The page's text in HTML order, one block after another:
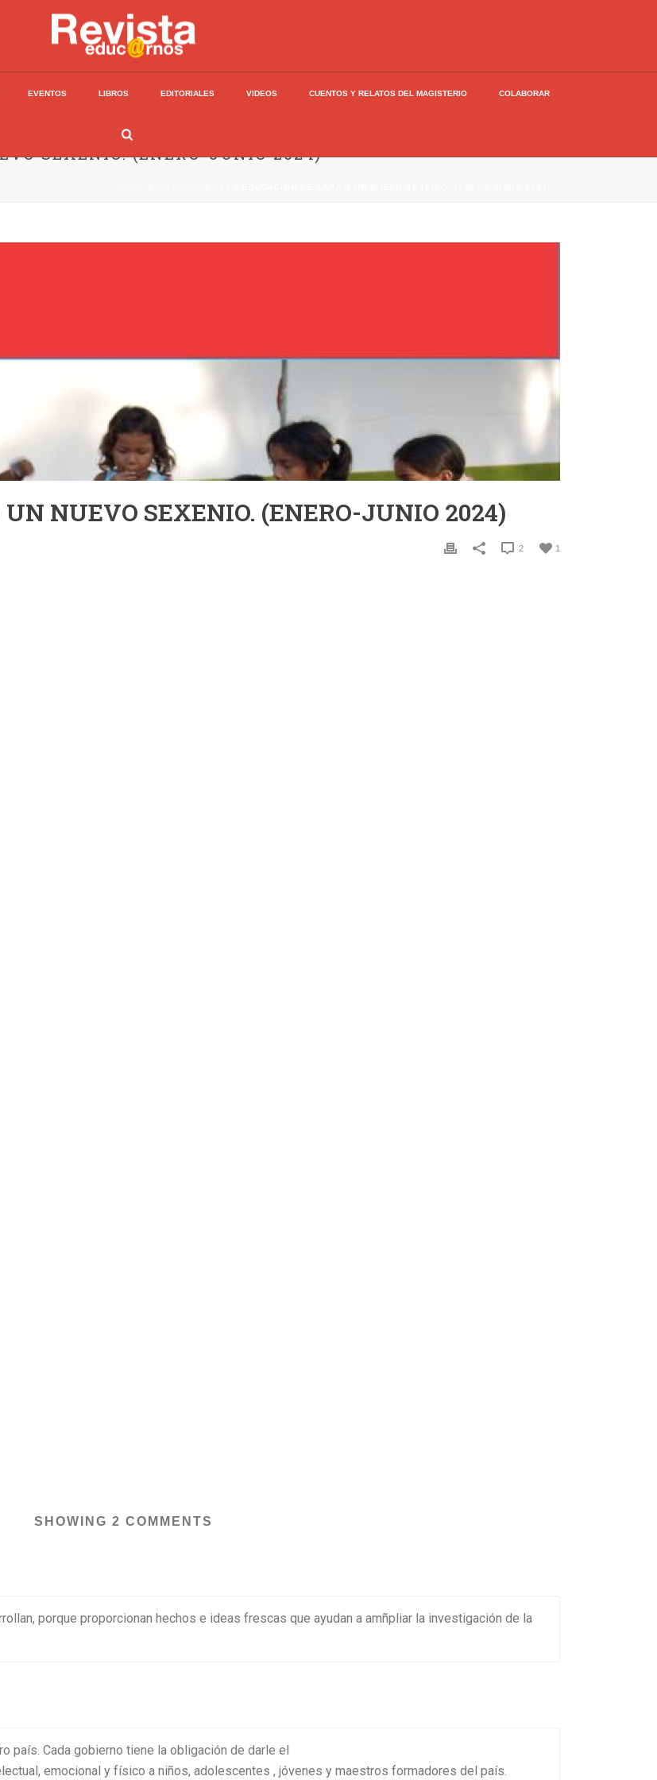
EVENTOS LIBROS EDITORIALES VIDEOS CUENTOS Y RELATOS DEL MAGISTERIO COLABORAR
SEXENIO. (ENERO-JUNIO 2024)
NUEVO SEXENIO. (ENERO-JUNIO 2024)
1
2
SHOWING 2 COMMENTS
porque proporcionan hechos e ideas frescas que ayudan a amñpliar la investigación de la
país. Cada gobierno tiene la obligación de darle el
emocional y físico a niños, adolescentes , jóvenes y maestros formadores del país.